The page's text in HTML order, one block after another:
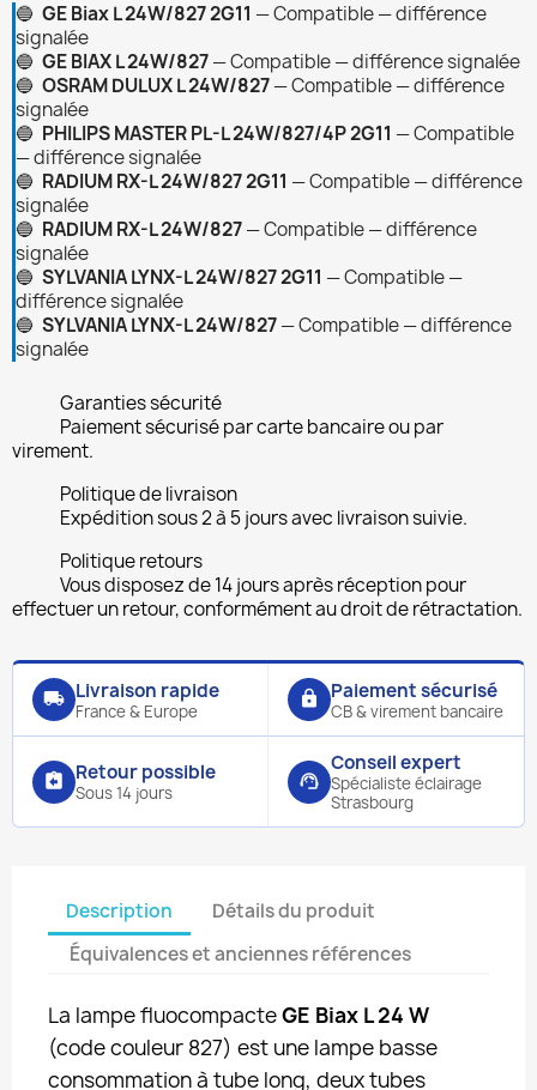
🔵 GE Biax L 24W/827 2G11 — Compatible — différence
signalée
🔵 GE BIAX L 24W/827— Compatible — différence signalée
🔵 OSRAM DULUX L 24W/827— Compatible — différence
signalée
🔵 PHILIPS MASTER PL-L 24W/827/4P 2G11 — Compatible
— différence signalée
🔵 RADIUM RX-L 24W/827 2G11 — Compatible — différence
signalée
🔵 RADIUM RX-L 24W/827— Compatible — différence
signalée
🔵 SYLVANIA LYNX-L 24W/827 2G11 — Compatible —
différence signalée
🔵 SYLVANIA LYNX-L 24W/827— Compatible — différence
signalée
Garanties sécurité
Paiement sécurisé par carte bancaire ou par
virement.
Politique de livraison
Expédition sous 2 à 5 jours avec livraison suivie.
Politique retours
Vous disposez de 14 jours après réception pour
effectuer un retour, conformément au droit de rétractation.
local_shipping Livraison rapide
France & Europe
lock Paiement sécurisé
CB & virement bancaire
assignment_return Retour possible
Sous 14 jours
support_agent
Conseil expert
Spécialiste éclairage
Strasbourg
Description
Détails du produit
Équivalences et anciennes références
La lampe fluocompacteGE Biax L 24 W
(code couleur 827) est une lampe basse
consommation à tube long, deux tubes